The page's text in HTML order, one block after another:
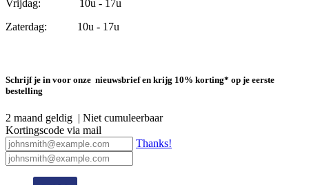
Vrijdag: 10u - 17u
Zaterdag: 10u - 17u
Schrijf je in voor onze nieuwsbrief en krijg 10% korting* op je eerste
bestelling
2 maand geldig | Niet cumuleerbaar
Kortingscode via mail
Thanks!